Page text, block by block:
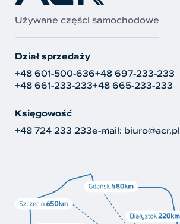
Używane części samochodowe
Dział sprzedaży
+48 601-500-636+48 697-233-233
+48 661-233-233+48 665-233-233
Księgowość
+48 724 233 233e-mail: biuro@acr.pl